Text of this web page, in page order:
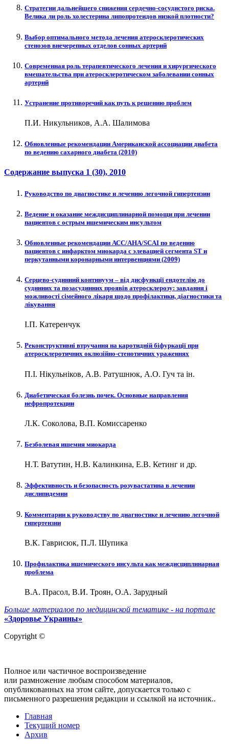
Стратегии дальнейшего снижения сердечно-сосудистого риска.
Велика ли роль холестерина липопротеидов низкой плотности?
Выбор оптимального метода лечения атеросклеротических
стенозов внечерепных отделов сонных артерий
Современная роль терапевтического лечения и хирургического
вмешательства при атеросклеротическом заболевании сонных
артерий
Устранение противоречий как путь к решению проблем
П.И. Никульников, А.А. Шалимова
Обновленные рекомендации Американской ассоциации диабета
по ведению сахарного диабета (2010)
Содержание выпуска 1 (30), 2010
Руководство по диагностике и лечению легочной гипертензии
Ведение и оказание междисциплинарной помощи при лечении
пациентов с острым ишемическим инсультом
Обновленные рекомендации АСС/АНА/SCAI по ведению
пациентов с инфарктом миокарда с элевацией сегмента ST и
перкутанными коронарными интервенциями (2009)
Серцево-судинний континуум – від дисфункції ендотелію до
судинних та позасудинних проявів атеросклерозу: завдання і
можливості сімейного лікаря щодо профілактики, діагностики та
лікування
І.П. Катеренчук
Реконструктивні втручання на каротидній біфуркації при
атеросклеротичних оклюзійно-стенотичних ураженнях
П.І. Нікульніков, А.В. Ратушнюк, А.О. Гуч та ін.
Диабетическая болезнь почек. Основные направления
нефропротекции
Л.К. Соколова, В.П. Комиссаренко
Безболевая ишемия миокарда
Н.Т. Ватутин, Н.В. Калинкина, Е.В. Кетинг и др.
Эффективность и безопасность розувастатина в лечении
дислипидемии
Комментарии к руководству по диагностике и лечению легочной
гипертензии
В.К. Гаврисюк, П.Л. Шупика
Профилактика ишемического инсульта как междисциплинарная
проблема
В.А. Прасол, В.И. Троян, О.А. Зарудный
Больше материалов по медицинской тематике - на портале
«Здоровье Украины»
Copyright ©
Полное или частичное воспроизведение
или размножение любым способом материалов,
опубликованных на этом сайте, допускается только с
письменного разрешения редакции и ссылкой на источник..
Главная
Текущий номер
Архив